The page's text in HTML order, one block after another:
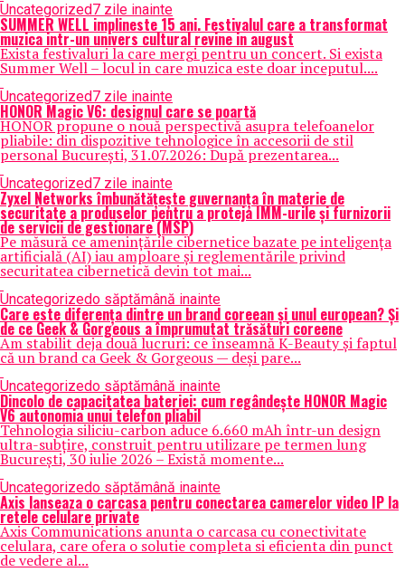
Uncategorized7 zile inainte
SUMMER WELL implineste 15 ani. Festivalul care a transformat
muzica intr-un univers cultural revine in august
Exista festivaluri la care mergi pentru un concert. Si exista
Summer Well – locul in care muzica este doar inceputul....
Uncategorized7 zile inainte
HONOR Magic V6: designul care se poartă
HONOR propune o nouă perspectivă asupra telefoanelor
pliabile: din dispozitive tehnologice în accesorii de stil
personal București, 31.07.2026: După prezentarea...
Uncategorized7 zile inainte
Zyxel Networks îmbunătățește guvernanța în materie de
securitate a produselor pentru a proteja IMM-urile și furnizorii
de servicii de gestionare (MSP)
Pe măsură ce amenințările cibernetice bazate pe inteligența
artificială (AI) iau amploare și reglementările privind
securitatea cibernetică devin tot mai...
Uncategorizedo săptămână inainte
Care este diferența dintre un brand coreean și unul european? Și
de ce Geek & Gorgeous a împrumutat trăsături coreene
Am stabilit deja două lucruri: ce înseamnă K-Beauty și faptul
că un brand ca Geek & Gorgeous — deși pare...
Uncategorizedo săptămână inainte
Dincolo de capacitatea bateriei: cum regândește HONOR Magic
V6 autonomia unui telefon pliabil
Tehnologia siliciu-carbon aduce 6.660 mAh într-un design
ultra-subțire, construit pentru utilizare pe termen lung
București, 30 iulie 2026 – Există momente...
Uncategorizedo săptămână inainte
Axis lanseaza o carcasa pentru conectarea camerelor video IP la
retele celulare private
Axis Communications anunta o carcasa cu conectivitate
celulara, care ofera o solutie completa si eficienta din punct
de vedere al...